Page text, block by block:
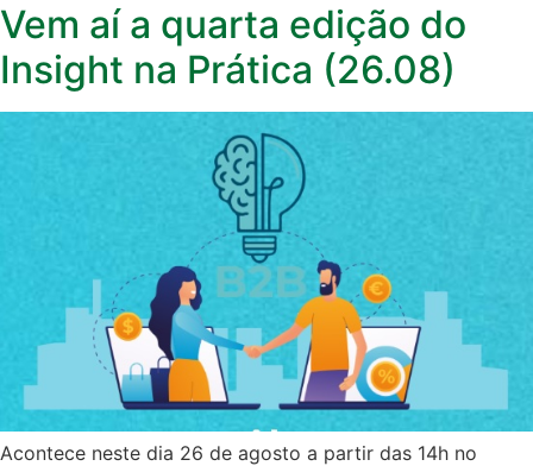
Vem aí a quarta edição do
Insight na Prática (26.08)
Acontece neste dia 26 de agosto a partir das 14h no